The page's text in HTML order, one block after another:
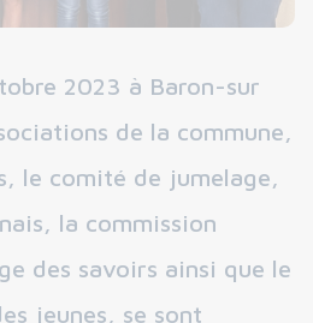
2023 à Baron-sur
de la commune,
le comité de jumelage,
la commission
des savoirs ainsi que le
jeunes, se sont